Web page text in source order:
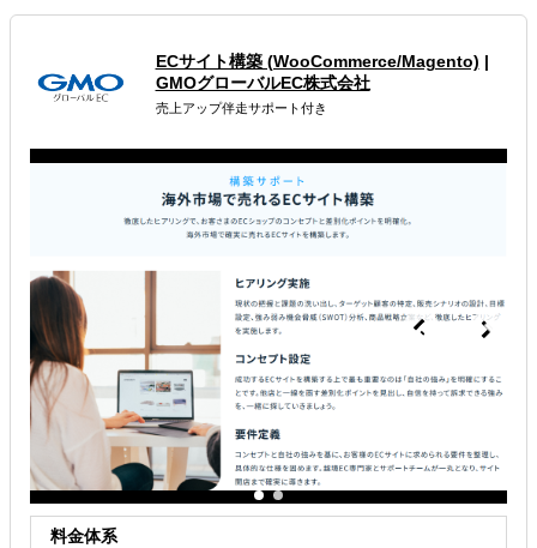
海外進出総合支援 海外市場調査・マーケティング
解決できる課題
自社事業に最適な進出形態を知りたい
店舗出店のサポートをして欲しい
ECサイト構築 (WooCommerce/Magento) |
GMOグローバルEC株式会社
売上アップ伴走サポート付き
料金体系